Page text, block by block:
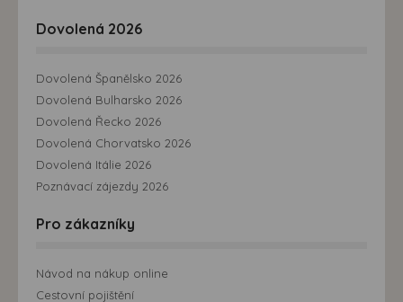
Dovolená 2026
Dovolená Španělsko 2026
Dovolená Bulharsko 2026
Dovolená Řecko 2026
Dovolená Chorvatsko 2026
Dovolená Itálie 2026
Poznávací zájezdy 2026
Pro zákazníky
Návod na nákup online
Cestovní pojištění